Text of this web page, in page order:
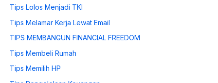
Tips Lolos Menjadi TKI
Tips Melamar Kerja Lewat Email
TIPS MEMBANGUN FINANCIAL FREEDOM
Tips Membeli Rumah
Tips Memilih HP